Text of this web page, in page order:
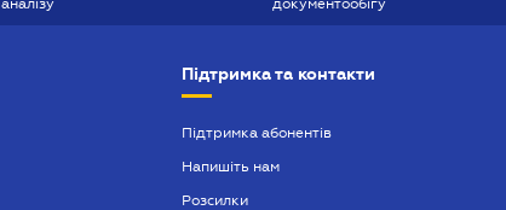
аналізу
документообігу
Підтримка та контакти
Підтримка абонентів
Напишіть нам
Розсилки